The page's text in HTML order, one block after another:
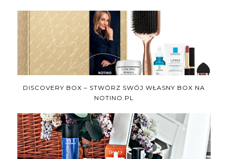
DISCOVERY BOX – STWÓRZ SWÓJ WŁASNY BOX NA
NOTINO.PL